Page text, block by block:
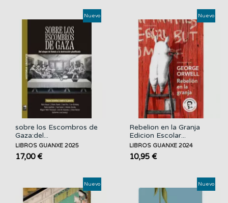
sobre los Escombros de
Gaza:del...
LIBROS GUANXE 2025
17,00 €
Nuevo
Rebelion en la Granja
Edicion Escolar...
LIBROS GUANXE 2024
10,95 €
Nuevo
Nuevo Nuevo